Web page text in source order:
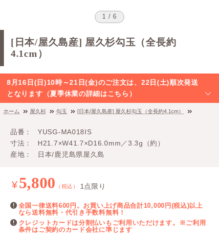
1 / 6
[日本/屋久島産] 屋久杉勾玉（全長約
4.1cm）
8月16日(日)10時～21日(金)のご注文は、22日(土)順次発送
となります（夏季休業の詳細はこちら）
ホーム 屋久杉 勾玉 [日本/屋久島産] 屋久杉勾玉（全長約4.1cm）
品番
YUSG-MA018IS
寸法
H21.7×W41.7×D16.0mm／3.3g（約）
産地
日本/鹿児島県屋久島
¥5,800 （税込） 1点限り
全国一律送料600円。お買い上げ商品合計10,000円(税込)以上
なら送料無料・代引き手数料無料！
クレジットカードは分割払いもご利用いただけます。※ご利用
条件はご契約のカード会社に準じます